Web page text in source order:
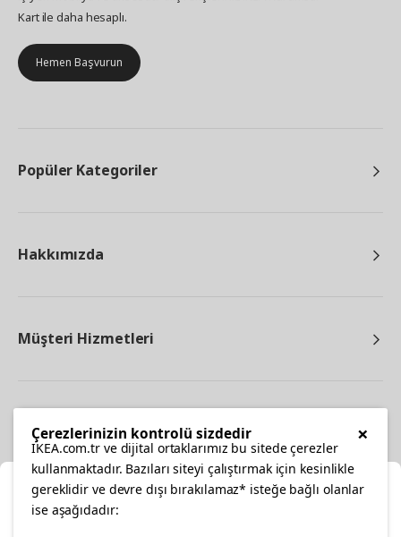
Kart ile daha hesaplı.
Hemen Başvurun
Popüler Kategoriler
Hakkımızda
Müşteri Hizmetleri
×
Çerezlerinizin kontrolü sizdedir
IKEA.com.tr ve dijital ortaklarımız bu sitede çerezler
kullanmaktadır. Bazıları siteyi çalıştırmak için kesinlikle
gereklidir ve devre dışı bırakılamaz* isteğe bağlı olanlar
ise aşağıdadır: